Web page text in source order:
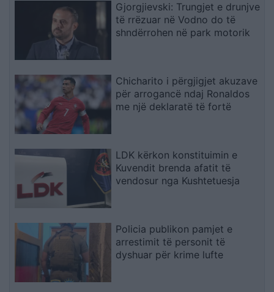
Gjorgjievski: Trungjet e drunjve
të rrëzuar në Vodno do të
shndërrohen në park motorik
Chicharito i përgjigjet akuzave
për arrogancë ndaj Ronaldos
me një deklaratë të fortë
LDK kërkon konstituimin e
Kuvendit brenda afatit të
vendosur nga Kushtetuesja
Policia publikon pamjet e
arrestimit të personit të
dyshuar për krime lufte